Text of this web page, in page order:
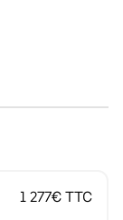
1 277€ TTC